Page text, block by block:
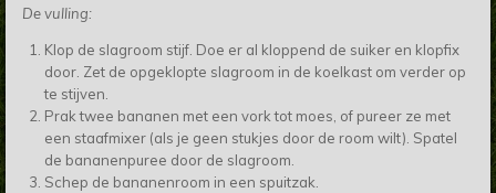
De vulling:
Klop de slagroom stijf. Doe er al kloppend de suiker en klopfix
door. Zet de opgeklopte slagroom in de koelkast om verder op
te stijven.
Prak twee bananen met een vork tot moes, of pureer ze met
een staafmixer (als je geen stukjes door de room wilt). Spatel
de bananenpuree door de slagroom.
Schep de bananenroom in een spuitzak.